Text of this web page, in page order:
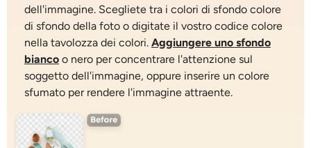
dell'immagine. Scegliete tra i colori di sfondo colore
di sfondo della foto o digitate il vostro codice colore
nella tavolozza dei colori. Aggiungere uno sfondo
bianco o nero per concentrare l'attenzione sul
soggetto dell'immagine, oppure inserire un colore
sfumato per rendere l'immagine attraente.